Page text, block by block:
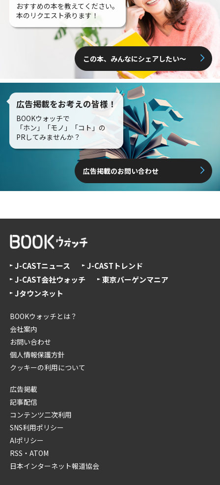
おすすめの本を教えてください。
本のリクエスト承ります！
この本、みんなにシェアしたい〜
広告掲載をお考えの皆様！
BOOKウォッチで
「ホン」「モノ」「コト」の
PRしてみませんか？
広告掲載のお問い合わせ
J-CASTニュース
J-CASTトレンド
J-CAST会社ウォッチ
東京バーゲンマニア
Jタウンネット
BOOKウォッチとは？
会社案内
お問い合わせ
個人情報保護方針
クッキーの利用について
広告掲載
記事配信
コンテンツ二次利用
SNS利用ポリシー
AIポリシー
RSS・ATOM
日本インターネット報道協会